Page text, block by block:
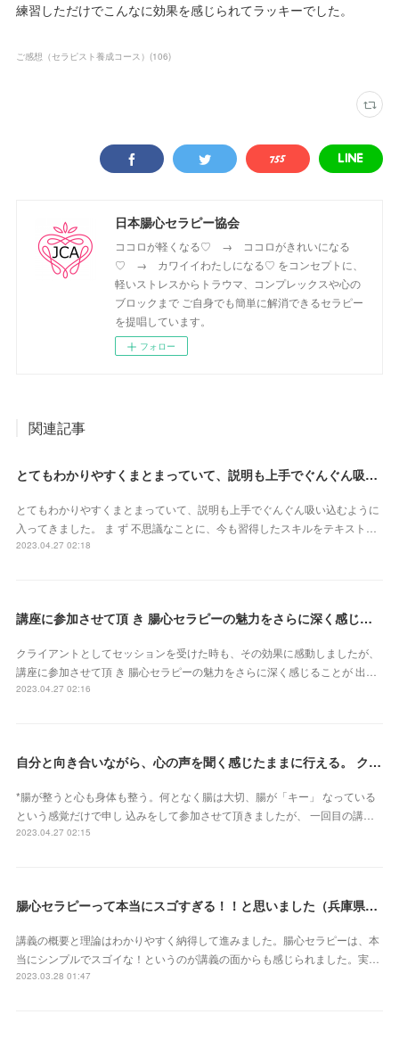
練習しただけでこんなに効果を感じられてラッキーでした。
ご感想（セラピスト養成コース） (106)
日本腸心セラピー協会
ココロが軽くなる♡ → ココロがきれいになる
♡ → カワイイわたしになる♡ をコンセプトに、
軽いストレスからトラウマ、コンプレックスや心の
ブロックまで ご自身でも簡単に解消できるセラピー
を提唱しています。
フォロー
関連記事
とてもわかりやすくまとまっていて、説明も上手でぐんぐん吸い込むように入ってきました（東京都・山田かおるさん）
とてもわかりやすくまとまっていて、説明も上手でぐんぐん吸い込むように
入ってきました。 ま ず 不思議なことに、今も習得したスキルをテキスト…
2023.04.27 02:18
講座に参加させて頂 き 腸心セラピーの魅力をさらに深く感じることが 出来ました（東京都・森由希子さん）
クライアントとしてセッションを受けた時も、その効果に感動しましたが、
講座に参加させて頂 き 腸心セラピーの魅力をさらに深く感じることが 出…
2023.04.27 02:16
自分と向き合いながら、心の声を聞く感じたままに行える。 クライアントさん主体で行うとこ ろが本当に素晴らしいです（新潟県・佐藤よしみさん）
*腸が整うと心も身体も整う。何となく腸は大切、腸が「キー」 なっている
という感覚だけで申し 込みをして参加させて頂きましたが、 一回目の講…
2023.04.27 02:15
腸心セラピーって本当にスゴすぎる！！と思いました（兵庫県 M・Oさん）
講義の概要と理論はわかりやすく納得して進みました。腸心セラピーは、本
当にシンプルでスゴイな！というのが講義の面からも感じられました。実…
2023.03.28 01:47